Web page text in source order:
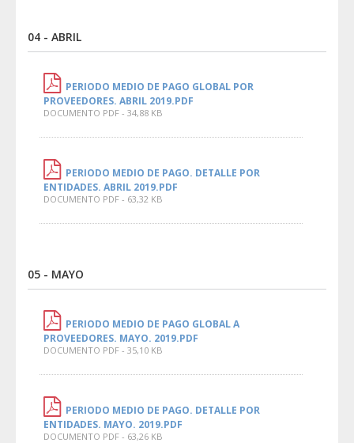
04 - ABRIL
PERIODO MEDIO DE PAGO GLOBAL POR
PROVEEDORES. ABRIL 2019.PDF
DOCUMENTO PDF - 34,88 KB
PERIODO MEDIO DE PAGO. DETALLE POR
ENTIDADES. ABRIL 2019.PDF
DOCUMENTO PDF - 63,32 KB
05 - MAYO
PERIODO MEDIO DE PAGO GLOBAL A
PROVEEDORES. MAYO. 2019.PDF
DOCUMENTO PDF - 35,10 KB
PERIODO MEDIO DE PAGO. DETALLE POR
ENTIDADES. MAYO. 2019.PDF
DOCUMENTO PDF - 63,26 KB